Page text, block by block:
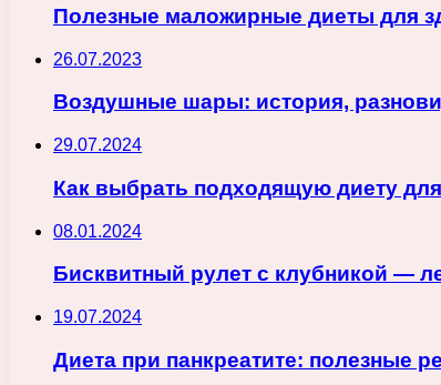
Полезные маложирные диеты для
26.07.2023
Воздушные шары: история,
29.07.2024
Как выбрать подходящую диету
08.01.2024
Бисквитный рулет с клубникой —
19.07.2024
Диета при панкреатите: полезные